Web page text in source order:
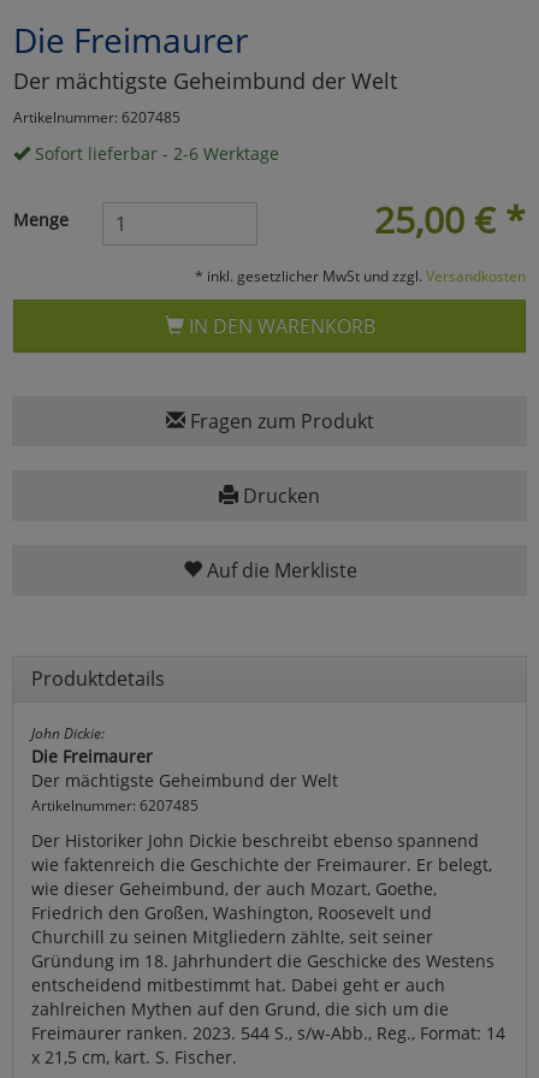
Die Freimaurer
Der mächtigste Geheimbund der Welt
Artikelnummer: 6207485
Sofort lieferbar - 2-6 Werktage
25,00 € *
Menge
* inkl. gesetzlicher MwSt und zzgl. Versandkosten
IN DEN WARENKORB
Fragen zum Produkt
Drucken
Auf die Merkliste
Produktdetails
John Dickie:
Die Freimaurer
Der mächtigste Geheimbund der Welt
Artikelnummer: 6207485
Der Historiker John Dickie beschreibt ebenso spannend
wie faktenreich die Geschichte der Freimaurer. Er belegt,
wie dieser Geheimbund, der auch Mozart, Goethe,
Friedrich den Großen, Washington, Roosevelt und
Churchill zu seinen Mitgliedern zählte, seit seiner
Gründung im 18. Jahrhundert die Geschicke des Westens
entscheidend mitbestimmt hat. Dabei geht er auch
zahlreichen Mythen auf den Grund, die sich um die
Freimaurer ranken. 2023. 544 S., s/w-Abb., Reg., Format: 14
x 21,5 cm, kart. S. Fischer.
Marketing
Umfragetools
Cookies
Alle Akzeptieren
Cookies
zurückzu Haupptseite